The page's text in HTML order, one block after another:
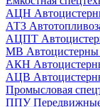
АЦН
АТЗ
АЦПТ
МВ Автоцистерны
АКН
АЦВ
Промысловая
ППУ Передвижные